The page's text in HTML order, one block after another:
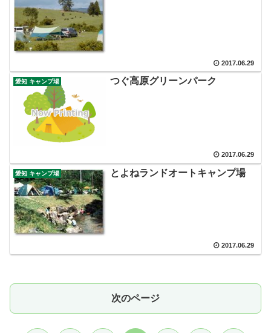
2017.06.29
愛知 キャンプ場 つぐ高原グリーンパーク
2017.06.29
愛知 キャンプ場 とよねランドオートキャンプ場
2017.06.29
次のページ